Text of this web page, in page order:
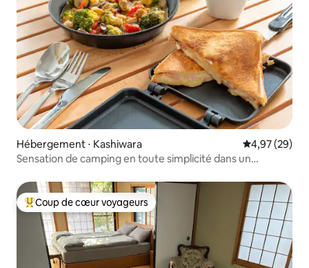
Hébergement ⋅ Kashiwara Évaluation
4,97 (29)
Sensation de camping en toute simplicité dans un
Supermarché et supérette à 1 minute à pied | À 30
minutes de Namba et de Nara
Coups de cœur voyageurs les plus appréciés
Coup de cœur voyageurs